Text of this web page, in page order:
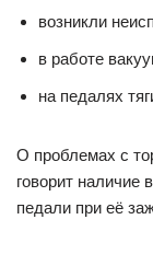
возникли
в работе
на педалях
О проблемах с
говорит наличие
педали при её